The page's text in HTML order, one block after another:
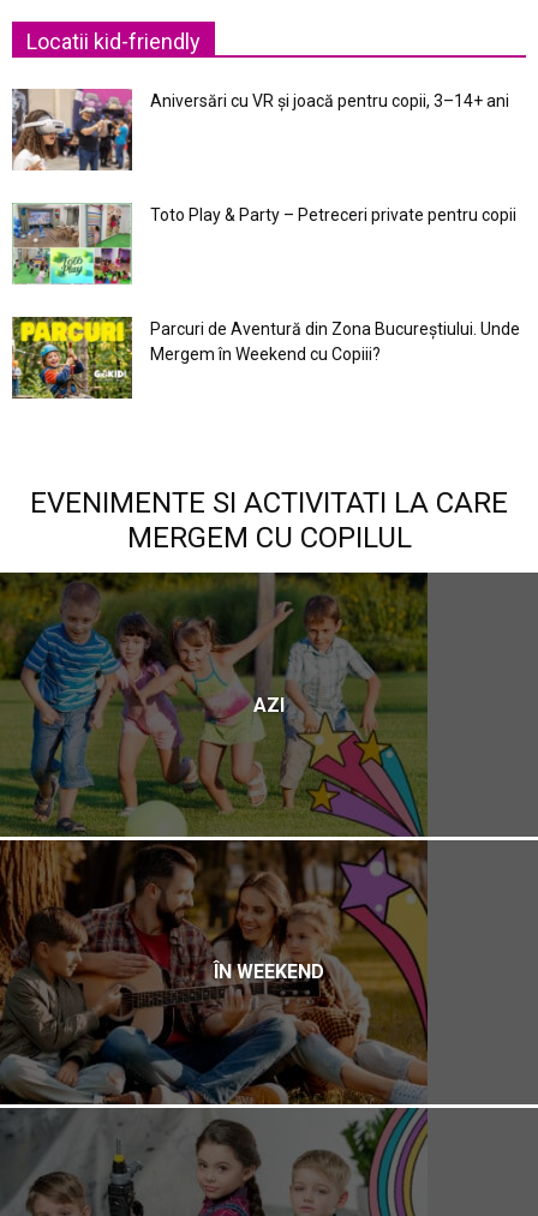
Locatii kid-friendly
Aniversări cu VR și joacă pentru copii, 3–14+ ani
Toto Play & Party – Petreceri private pentru copii
Parcuri de Aventură din Zona Bucureştiului. Unde
Mergem în Weekend cu Copiii?
EVENIMENTE SI ACTIVITATI LA CARE
MERGEM CU COPILUL
AZI
ÎN WEEKEND